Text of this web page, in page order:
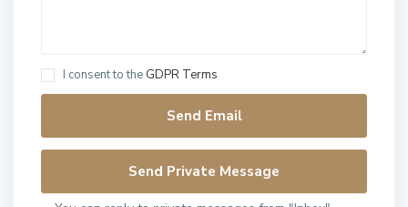
I consent to the GDPR Terms